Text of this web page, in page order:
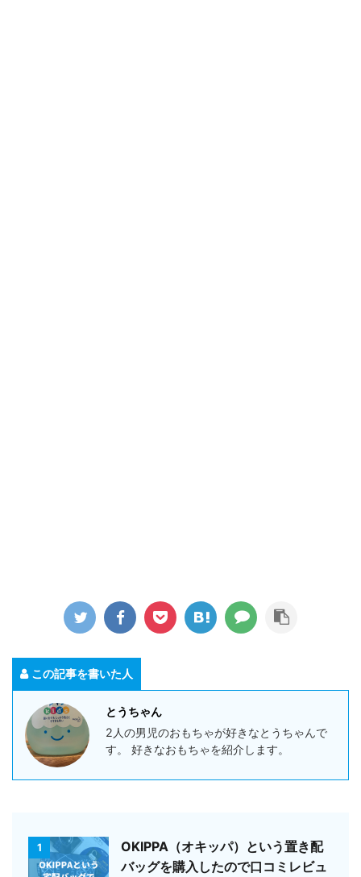
この記事を書いた人
とうちゃん
2人の男児のおもちゃが好きなとうちゃんで
す。 好きなおもちゃを紹介します。
1
OKIPPA（オキッパ）という置き配
バッグを購入したので口コミレビュ